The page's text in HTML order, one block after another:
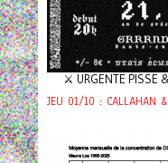
⚔️ URGENTE
JEU 01/10 : CALLAHAN